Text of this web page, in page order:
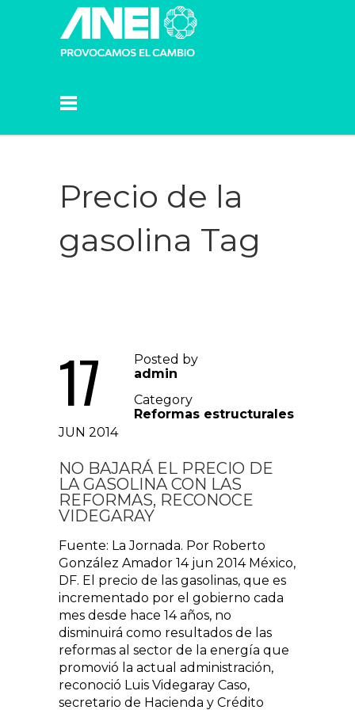
Precio de la
gasolina Tag
17
JUN 2014
Posted by
admin
Category
Reformas estructurales
NO BAJARÁ EL PRECIO DE
LA GASOLINA CON LAS
REFORMAS, RECONOCE
VIDEGARAY
Fuente: La Jornada. Por Roberto
González Amador 14 jun 2014 México,
DF. El precio de las gasolinas, que es
incrementado por el gobierno cada
mes desde hace 14 años, no
disminuirá como resultados de las
reformas al sector de la energía que
promovió la actual administración,
reconoció Luis Videgaray Caso,
secretario de Hacienda y Crédito